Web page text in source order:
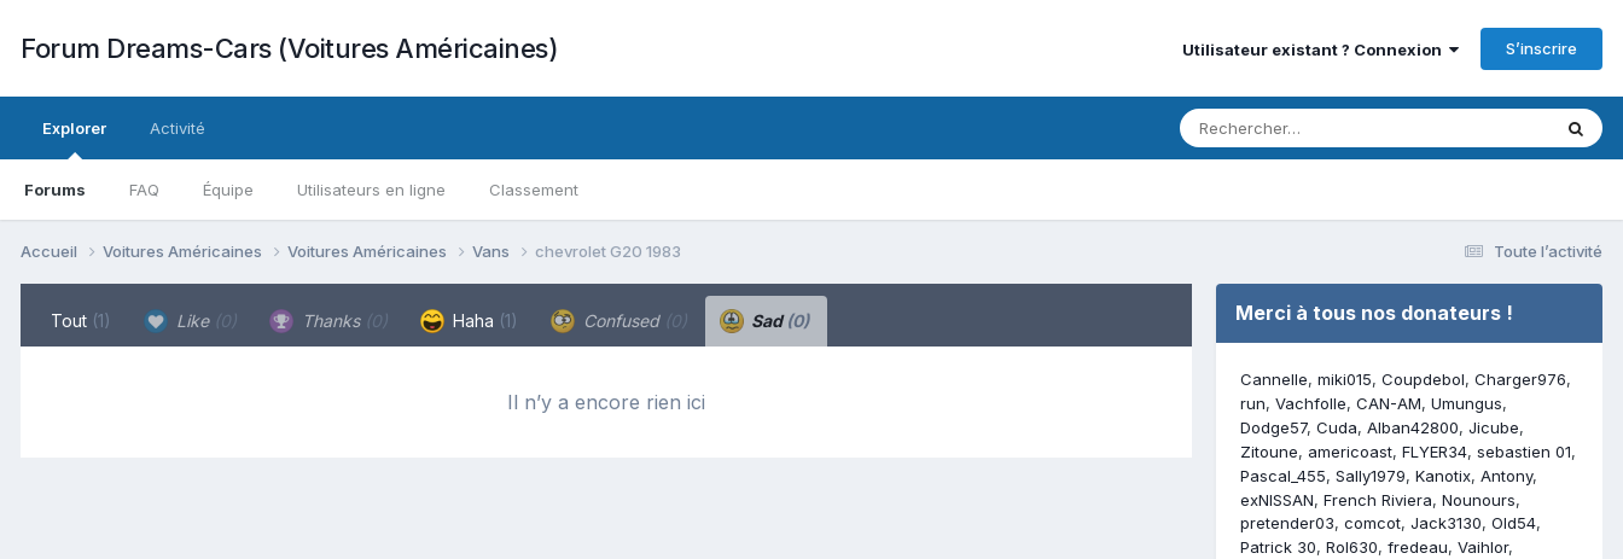
Forum Dreams-Cars (Voitures Américaines) Utilisateur existant ? Connexion S’inscrire
Explorer
Forums FAQ Équipe Utilisateurs en ligne Classement
Activité
Toute l’activité
Accueil Voitures Américaines Voitures Américaines Vans chevrolet G20 1983
Tout (1) Like (0) Thanks (0) Haha (1) Confused (0) Sad(0)
Il n’y a encore rien ici
Merci à tous nos donateurs !
Cannelle miki015 Coupdebol Charger976
run Vachfolle CAN-AM Umungus
Dodge57 Cuda Alban42800 Jicube
Zitoune
americoast FLYER34 sebastien 01
Pascal_455 Sally1979 Kanotix Antony
exNISSAN French Riviera Nounours
pretender03 comcot Jack3130 Old54
Patrick 30 Rol630 fredeau Vaihlor